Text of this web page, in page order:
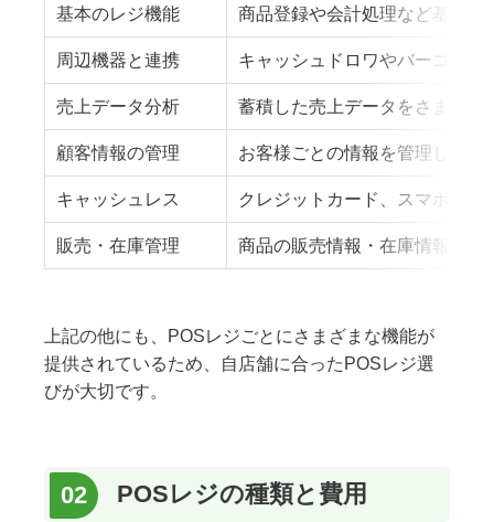
基本のレジ機能 商品登録や会計処理など基本的
周辺機器と連携 キャッシュドロワやバーコー
売上データ分析 蓄積した売上データをさまざま
顧客情報の管理 お客様ごとの情報を管理して
キャッシュレス クレジットカード、スマホ決
販売・在庫管理 商品の販売情報・在庫情報を管
上記の他にも、POSレジごとにさまざまな機能が
提供されているため、自店舗に合ったPOSレジ選
びが大切です。
POSレジの種類と費用